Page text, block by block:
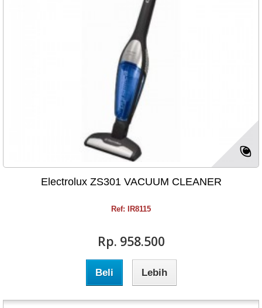
Electrolux ZS301 VACUUM CLEANER
Ref: IR8115
Rp‎. 958.500
Beli Lebih